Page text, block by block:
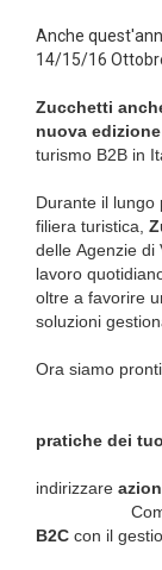
Anche
14/15/16
Zucchetti
nuova
turismo B2B in
Durante il lungo
filiera turistica,
delle Agenzie di
lavoro
oltre a favorire
soluzioni
Ora siamo
Come
pratiche dei
Come
indirizzare
Come
B2C con il
Questo